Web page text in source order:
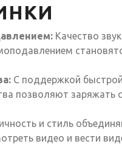
Качество
С поддержкой
позволяют заряжать
и стиль
видео и вести